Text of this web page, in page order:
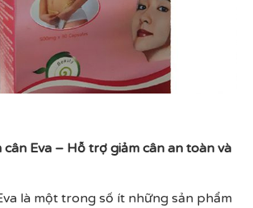
cân Eva – Hỗ trợ giảm cân an toàn và
là một trong số ít những sản phẩm